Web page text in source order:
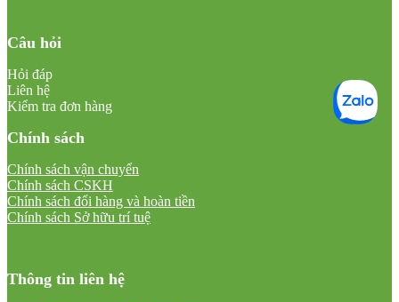
Câu hỏi
Hỏi đáp
Liên hệ
Kiểm tra đơn hàng
Chính sách
Chính sách vận chuyển
Chính sách CSKH
Chính sách đổi hàng và hoàn tiền
Chính sách Sở hữu trí tuệ
Thông tin liên hệ